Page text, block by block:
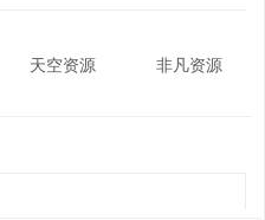
天空资源
非凡资源